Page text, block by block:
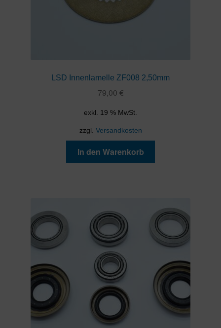
LSD Innenlamelle ZF008 2,50mm
79,00 €
exkl. 19 % MwSt.
zzgl. Versandkosten
In den Warenkorb